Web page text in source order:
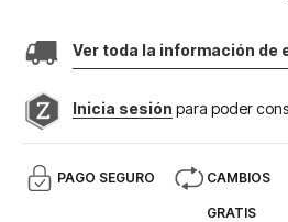
Ver toda la información de
Inicia sesión para poder
PAGO SEGURO CAMBIOS
GRATIS